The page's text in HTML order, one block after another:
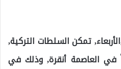
تمكن السلطات التركية,
سورياً في العاصمة أنقرة, وذلك في